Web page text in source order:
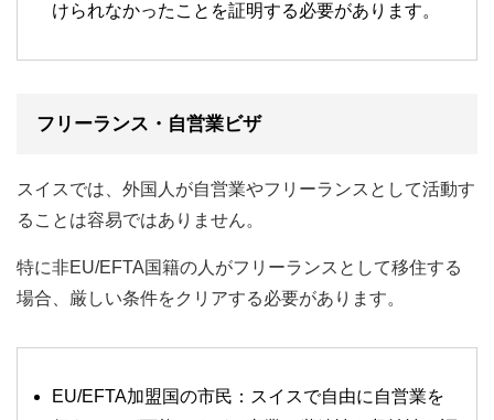
けられなかったことを証明する必要があります。
フリーランス・自営業ビザ
スイスでは、外国人が自営業やフリーランスとして活動す
ることは容易ではありません。
特に非EU/EFTA国籍の人がフリーランスとして移住する
場合、厳しい条件をクリアする必要があります。
EU/EFTA加盟国の市民：スイスで自由に自営業を